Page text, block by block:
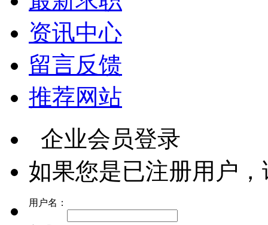
资讯中心
留言反馈
推荐网站
企业会员登录
如果您是已注册用户
用户名：